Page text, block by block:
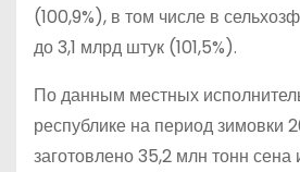
(100,9%), в том числе в
до 3,1 млрд штук (101,5%).
По данным местных
республике на период зимовки
заготовлено 35,2 млн тонн сена